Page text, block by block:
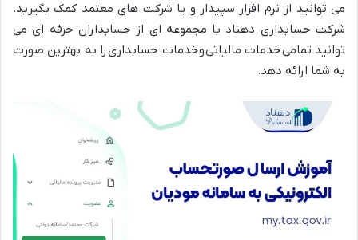
می توانید از نرم افزار سپیدار و یا شرکت های معتمد کمک بگیرید.
شرکت حسابداری دهناد با مجموعه ای از حسابداران حرفه ای می
توانید تمامیخدمات مالیاتیوخدمات حسابداریرا به بهترین صورت
به شما ارائه دهد.